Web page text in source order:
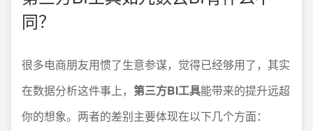
同？
很多电商朋友用惯了生意参谋，觉得已经够用了，其实
在数据分析这件事上， 第三方BI工具能带来的提升远超
你的想象。两者的差别主要体现在以下几个方面：